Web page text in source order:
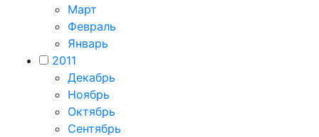
Март
Февраль
Январь
2011
Декабрь
Ноябрь
Октябрь
Сентябрь